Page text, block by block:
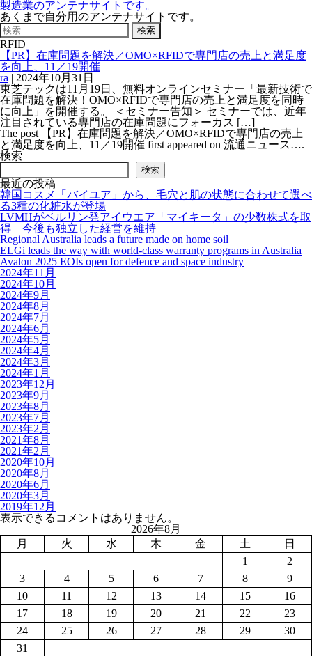
製造業のアンテナサイトです。
あくまで自分用のアンテナサイトです。
検
索:
RFID
【PR】在庫問題を解決／OMO×RFIDで専門店の売上と満足度
を向上、11／19開催
ra | 2024年10月31日
東芝テックは11月19日、無料オンラインセミナー「最新技術で
在庫問題を解決！OMO×RFIDで専門店の売上と満足度を同時
に向上」を開催する。 ＜セミナー告知＞ セミナーでは、近年
注目されている専門店の在庫問題にフォーカス […]
The post 【PR】在庫問題を解決／OMO×RFIDで専門店の売上
と満足度を向上、11／19開催 first appeared on 流通ニュース….
検索
検索
最近の投稿
韓国コスメ「バイユア」から、毛穴と肌の状態に合わせて選べ
る3種の化粧水が登場
LVMHがベルリン発アイウエア「マイキータ」の少数株式を取
得 今後も独立した経営を維持
Regional Australia leads a future made on home soil
ELGi leads the way with world-class warranty programs in Australia
Avalon 2025 EOIs open for defence and space industry
2024年11月
2024年10月
2024年9月
2024年8月
2024年7月
2024年6月
2024年5月
2024年4月
2024年3月
2024年1月
2023年12月
2023年9月
2023年8月
2023年7月
2023年2月
2021年8月
2021年2月
2020年10月
2020年8月
2020年6月
2020年3月
2019年12月
表示できるコメントはありません。
2026年8月
月
火 水 木 金 土
日
1
2
3
4 5 6 7 8
9
10
11 12 13 14 15
16
17
18 19 20 21 22
23
24
25 26 27 28 29
30
31